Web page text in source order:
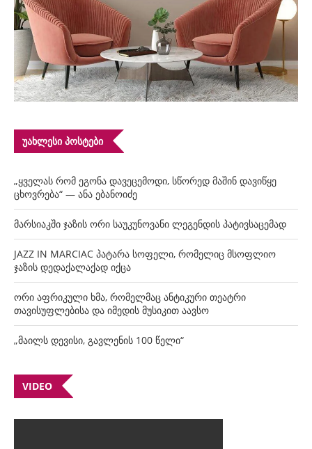
ᲣᲐᲮᲚᲔᲡᲘ ᲞᲝᲡᲢᲔᲑᲘ
„ყველას რომ ეგონა დავეცემოდი, სწორედ მაშინ დავიწყე
ცხოვრება“ — ანა ებანოიძე
მარსიაკში ჯაზის ორი საუკუნოვანი ლეგენდის პატივსაცემად
JAZZ IN MARCIAC პატარა სოფელი, რომელიც მსოფლიო
ჯაზის დედაქალაქად იქცა
ორი აფრიკული ხმა, რომელმაც ანტიკური თეატრი
თავისუფლებისა და იმედის მუსიკით აავსო
„მაილს დევისი, გავლენის 100 წელი“
VIDEO